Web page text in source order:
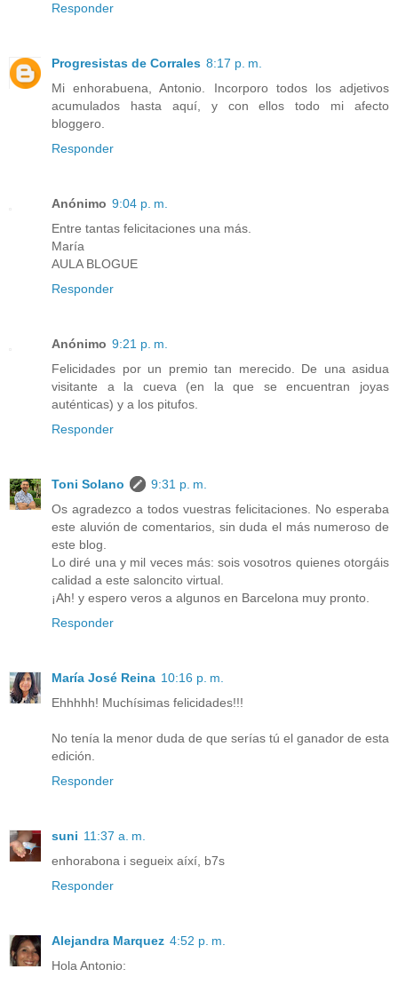
Responder
Progresistas de Corrales 8:17 p. m.
Mi enhorabuena, Antonio. Incorporo todos los adjetivos
acumulados hasta aquí, y con ellos todo mi afecto
bloggero.
Responder
Anónimo 9:04 p. m.
Entre tantas felicitaciones una más.
María
AULA BLOGUE
Responder
Anónimo 9:21 p. m.
Felicidades por un premio tan merecido. De una asidua
visitante a la cueva (en la que se encuentran joyas
auténticas) y a los pitufos.
Responder
Toni Solano
9:31 p. m.
Os agradezco a todos vuestras felicitaciones. No esperaba
este aluvión de comentarios, sin duda el más numeroso de
este blog.
Lo diré una y mil veces más: sois vosotros quienes otorgáis
calidad a este saloncito virtual.
¡Ah! y espero veros a algunos en Barcelona muy pronto.
Responder
María José Reina 10:16 p. m.
Ehhhhh! Muchísimas felicidades!!!
No tenía la menor duda de que serías tú el ganador de esta
edición.
Responder
suni 11:37 a. m.
enhorabona i segueix aíxí, b7s
Responder
Alejandra Marquez 4:52 p. m.
Hola Antonio: